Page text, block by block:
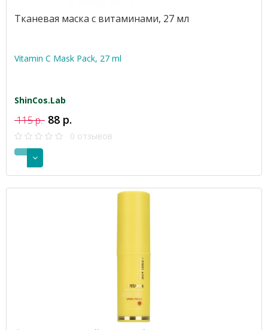
Тканевая маска с витаминами, 27 мл
Vitamin C Mask Pack, 27 ml
ShinCos.Lab
115 р. 88 р.
0 отзывов